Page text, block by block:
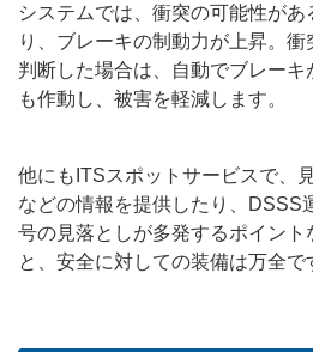
システムでは、衝突の可能性が
り、ブレーキの制動力が上昇。
判断した場合は、自動でブレーキ
も作動し、被害を軽減します。
他にもITSスポットサービスで、
などの情報を提供したり、DSSS
号の見落としが多発するポイント
と、安全に対しての装備は万全で